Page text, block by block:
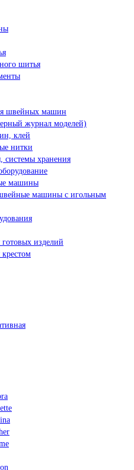
шитья
швейных машин
журнал моделей)
клей
нитки
системы хранения
машины
машины с игольным
изделий